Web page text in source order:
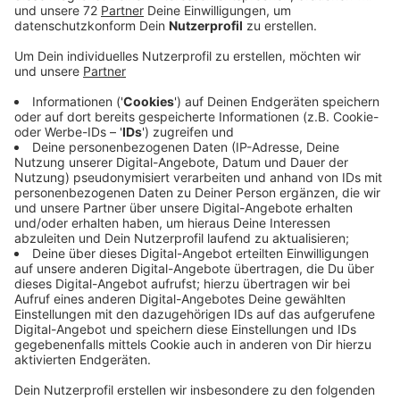
Anzeige
In diesem Jahr laufen die Aktionen wegen Corona
allerdings anders ab als sonst.In vielen Orten ziehen
die Jugendgruppen nicht wie sonst von Haus zu Haus,
sondern haben Sammelstellen eingerichtet. In Nottuln
gibt es die heute Vormittag auf dem Freibad Parkplatz
und in Olfen steht der Sus Olfen unter anderem am
Sportplatz und am Rathaus. An den Sammelpunkten
nehmen die Jugendlichen gerne Spenden entgegen.
In Südkirchen und Capelle sammeln die Landjugend,
Messdiener und Jugendfeuerwehr die Bäume zwar
direkt vor den Haustüren ein, klingeln für die Spenden
aber nicht an, sondern bitten um Überweisungen. In
Nordkirchen sind die Jugendlichen erst in einer Woche
unterwegs, genau wie in Billerbeck.